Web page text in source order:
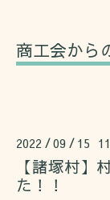
商工会から
2022 /09 / 15
【諸塚村】
た！！